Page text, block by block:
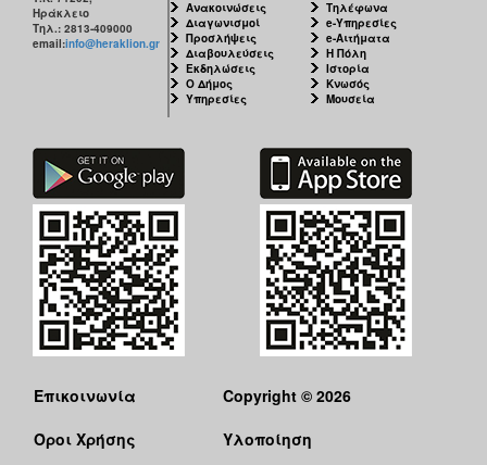
Ηράκλειο
Τηλ.: 2813-409000
email:info@heraklion.gr
Ανακοινώσεις
Διαγωνισμοί
Προσλήψεις
Διαβουλεύσεις
Εκδηλώσεις
Ο Δήμος
Υπηρεσίες
Τηλέφωνα
e-Υπηρεσίες
e-Αιτήματα
Η Πόλη
Ιστορία
Κνωσός
Μουσεία
Επικοινωνία
Όροι Χρήσης
Copyright © 2026
Υλοποίηση